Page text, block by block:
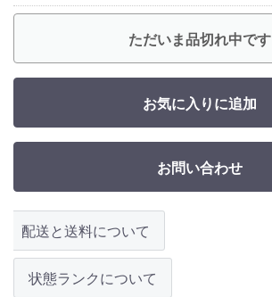
ただいま品切れ中です
お気に入りに追加
お問い合わせ
配送と送料について
状態ランクについて